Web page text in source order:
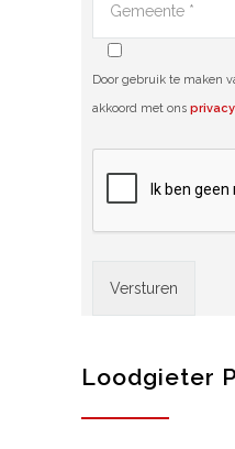
Door gebruik te maken
akkoord met ons
Loodgieter